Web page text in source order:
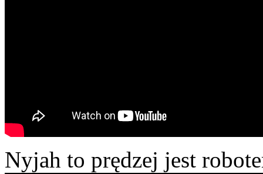
Nyjah to prędzej jest